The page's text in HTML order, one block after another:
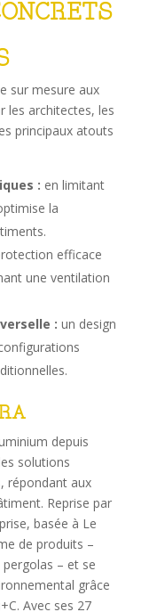
sur mesure aux
les architectes, les
principaux atouts
: en limitant
la
efficace
une ventilation
: un design
depuis
solutions
répondant aux
Reprise par
basée à Le
de produits –
– et se
grâce
Avec ses 27